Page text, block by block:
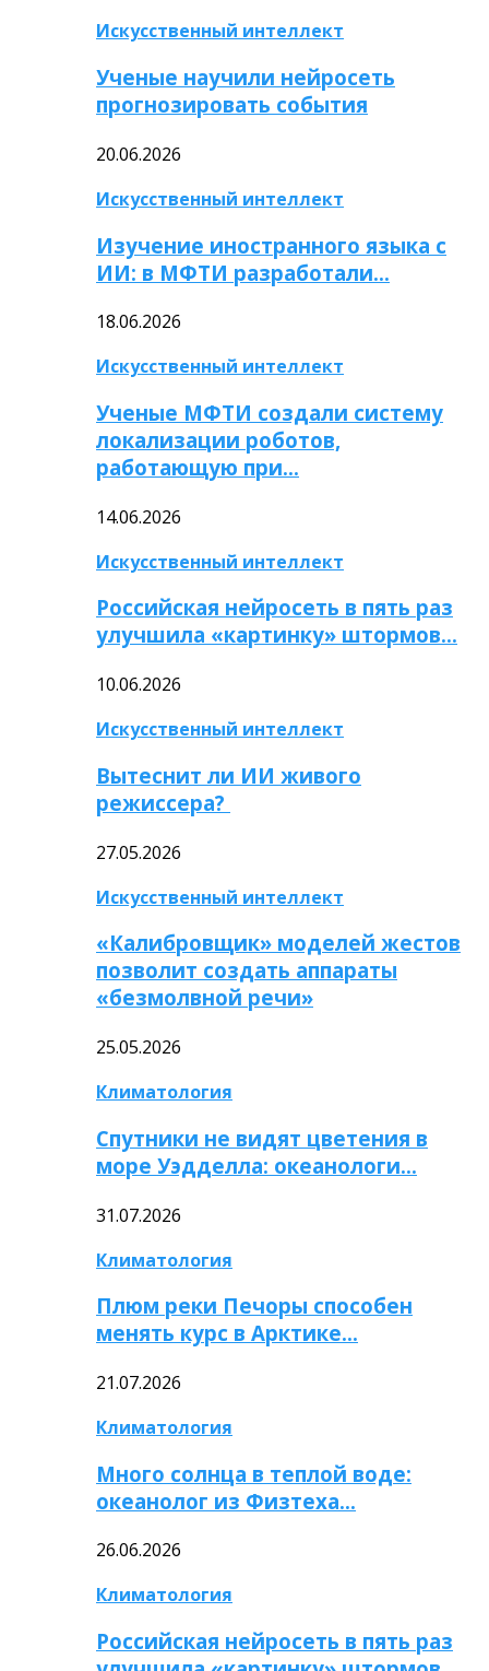
Искусственный интеллект
Ученые научили нейросеть
прогнозировать события
20.06.2026
Искусственный интеллект
Изучение иностранного языка с
ИИ: в МФТИ разработали…
18.06.2026
Искусственный интеллект
Ученые МФТИ создали систему
локализации роботов,
работающую при…
14.06.2026
Искусственный интеллект
Российская нейросеть в пять раз
улучшила «картинку» штормов…
10.06.2026
Искусственный интеллект
Вытеснит ли ИИ живого
режиссера?
27.05.2026
Искусственный интеллект
«Калибровщик» моделей жестов
позволит создать аппараты
«безмолвной речи»
25.05.2026
Климатология
Спутники не видят цветения в
море Уэдделла: океанологи…
31.07.2026
Климатология
Плюм реки Печоры способен
менять курс в Арктике…
21.07.2026
Климатология
Много солнца в теплой воде:
океанолог из Физтеха…
26.06.2026
Климатология
Российская нейросеть в пять раз